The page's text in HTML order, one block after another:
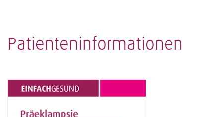
Patienteninformationen